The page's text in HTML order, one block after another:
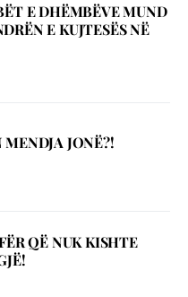
E DHËMBËVE MUND
E KUJTESËS NË
JONË?!
QË NUK KISHTE